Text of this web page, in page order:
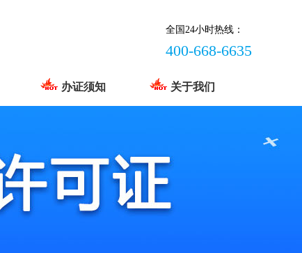
全国24小时热线：
400-668-6635
办证须知 关于我们